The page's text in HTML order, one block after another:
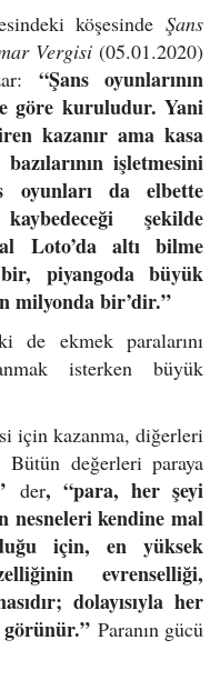
köşesindeŞans
Vergisi(05.01.2020)
“Şans oyunlarının
göre kuruludur. Yani
kazanır ama kasa
işletmesini
oyunları da elbette
şekilde
Loto’da altı bilme
piyangoda büyük
milyonda bir’dir.”
de ekmek paralarını
isterken büyük
için kazanma, diğerleri
değerleri paraya
der, “para, her şeyi
nesneleri kendine mal
için, en yüksek
evrenselliği,
dolayısıyla her
Paranın gücü